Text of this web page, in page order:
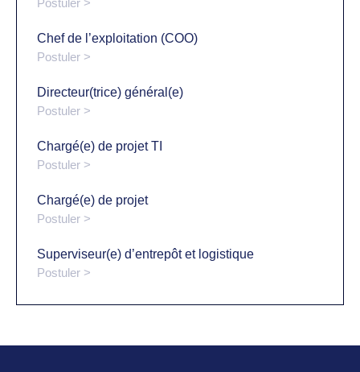
Postuler >
Chef de l’exploitation (COO)
Postuler >
Directeur(trice) général(e)
Postuler >
Chargé(e) de projet TI
Postuler >
Chargé(e) de projet
Postuler >
Superviseur(e) d’entrepôt et logistique
Postuler >